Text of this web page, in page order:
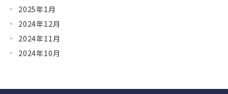
2025年1月
2024年12月
2024年11月
2024年10月